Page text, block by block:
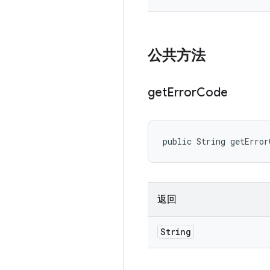
公共方法
getErrorCode
public String
返回
String